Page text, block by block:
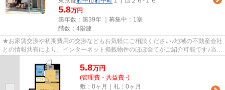
5.8万円
築年数：築39年 ｜募集中： 1室
階数：4階建
★お家賃交渉や初期費用の交渉などもお気軽にご相談ください♪地域の不動産会社
との情報共有により、インターネット掲載物件のほぼ全てがご紹介可能です♪当店
は京王線府中駅徒歩３０秒☆...
5.8万円
(管理費・共益費 -)
敷：0ヶ月｜礼：0ヶ月